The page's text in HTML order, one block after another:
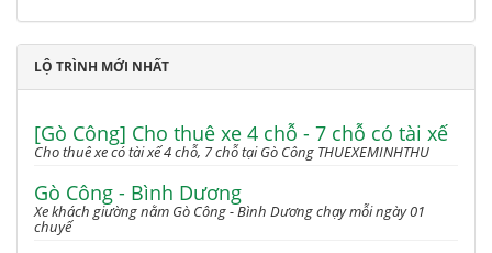
LỘ TRÌNH MỚI NHẤT
[Gò Công] Cho thuê xe 4 chỗ - 7 chỗ có tài xế
Cho thuê xe có tài xế 4 chỗ, 7 chỗ tại Gò Công THUEXEMINHTHU
Gò Công - Bình Dương
Xe khách giường nằm Gò Công - Bình Dương chạy mỗi ngày 01
chuyế